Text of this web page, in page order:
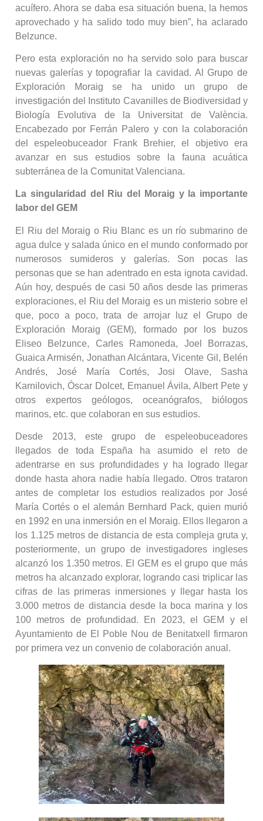
acuífero. Ahora se daba esa situación buena, la hemos
aprovechado y ha salido todo muy bien”, ha aclarado
Belzunce.
Pero esta exploración no ha servido solo para buscar
nuevas galerías y topografiar la cavidad. Al Grupo de
Exploración Moraig se ha unido un grupo de
investigación del Instituto Cavanilles de Biodiversidad y
Biología Evolutiva de la Universitat de València.
Encabezado por Ferrán Palero y con la colaboración
del espeleobuceador Frank Brehier, el objetivo era
avanzar en sus estudios sobre la fauna acuática
subterránea de la Comunitat Valenciana.
La singularidad del Riu del Moraig y la importante
labor del GEM
El Riu del Moraig o Riu Blanc es un río submarino de
agua dulce y salada único en el mundo conformado por
numerosos sumideros y galerías. Son pocas las
personas que se han adentrado en esta ignota cavidad.
Aún hoy, después de casi 50 años desde las primeras
exploraciones, el Riu del Moraig es un misterio sobre el
que, poco a poco, trata de arrojar luz el Grupo de
Exploración Moraig (GEM), formado por los buzos
Eliseo Belzunce, Carles Ramoneda, Joel Borrazas,
Guaica Armisén, Jonathan Alcántara, Vicente Gil, Belén
Andrés, José María Cortés, Josi Olave, Sasha
Karnilovich, Óscar Dolcet, Emanuel Ávila, Albert Pete y
otros expertos geólogos, oceanógrafos, biólogos
marinos, etc. que colaboran en sus estudios.
Desde 2013, este grupo de espeleobuceadores
llegados de toda España ha asumido el reto de
adentrarse en sus profundidades y ha logrado llegar
donde hasta ahora nadie había llegado. Otros trataron
antes de completar los estudios realizados por José
María Cortés o el alemán Bernhard Pack, quien murió
en 1992 en una inmersión en el Moraig. Ellos llegaron a
los 1.125 metros de distancia de esta compleja gruta y,
posteriormente, un grupo de investigadores ingleses
alcanzó los 1.350 metros. El GEM es el grupo que más
metros ha alcanzado explorar, logrando casi triplicar las
cifras de las primeras inmersiones y llegar hasta los
3.000 metros de distancia desde la boca marina y los
100 metros de profundidad. En 2023, el GEM y el
Ayuntamiento de El Poble Nou de Benitatxell firmaron
por primera vez un convenio de colaboración anual.